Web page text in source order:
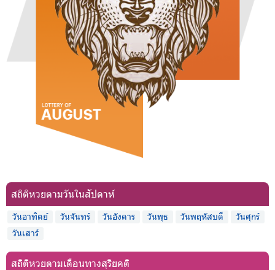
สถิติหวยตามวันในสัปดาห์
วันอาทิตย์ วันจันทร์ วันอังคาร วันพุธ วันพฤหัสบดี
วันศุกร์
วันเสาร์
สถิติหวยตามเดือนทางสุริยคติ